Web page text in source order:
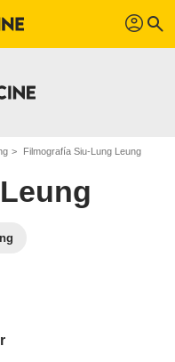
profil search
Filmografía Siu-Lung Leung